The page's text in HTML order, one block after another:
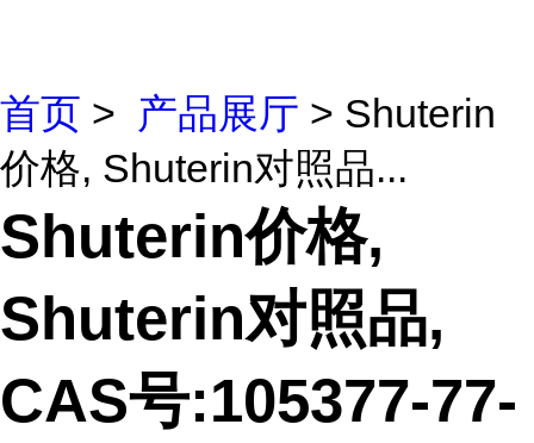
首页 > 产品展厅 > Shuterin
价格, Shuterin对照品...
Shuterin价格,
Shuterin对照品,
CAS号:105377-77-